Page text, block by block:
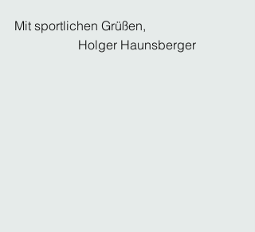
Mit sportlichen Grüßen,
		Holger Haunsberger